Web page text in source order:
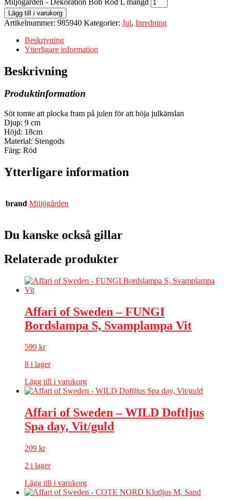
Lägg till i varukorg
Artikelnummer: 985940 Kategorier: Jul, Inredning
Beskrivning
Ytterligare information
Beskrivning
Produktinformation
Söt tomte att plocka fram på julen för att höja julkänslan
Djup: 9 cm
Höjd: 18cm
Material: Stengods
Färg: Röd
Ytterligare information
brand Miljögården
Du kanske också gillar
Relaterade produkter
Affari of Sweden – FUNGI
Bordslampa S, Svamplampa Vit
599 kr
8 i lager
Lägg till i varukorg
Affari of Sweden – WILD Doftljus
Spa day, Vit/guld
209 kr
2 i lager
Lägg till i varukorg